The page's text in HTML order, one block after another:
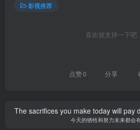
影视推荐
喜欢就支持一下吧
点赞0 分享
The sacrifices you make today will pay
今天的牺牲和努力未来都会